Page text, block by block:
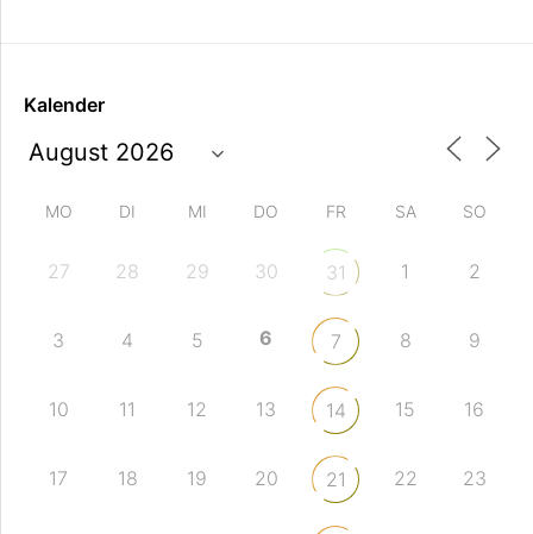
Kalender
MO DI MI DO FR SA SO
27 28 29 30 31 1 2
3 4 5 6 7 8 9
10 11 12 13 14 15 16
17 18 19 20 21 22 23